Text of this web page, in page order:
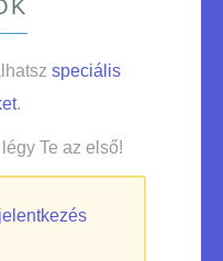
speciális
.
Te az első!